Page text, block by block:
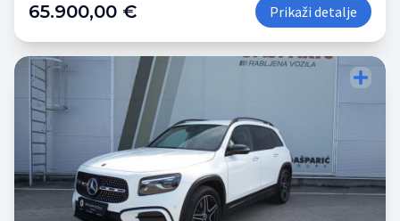
65.900,00 € Prikaži detalje